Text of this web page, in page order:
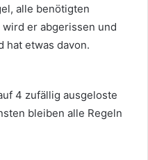
alle benötigten
er abgerissen und
hat etwas davon.
4 zufällig ausgeloste
bleiben alle Regeln